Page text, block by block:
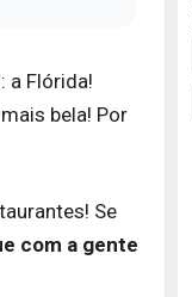
a Flórida!
bela! Por
Se
com a gente